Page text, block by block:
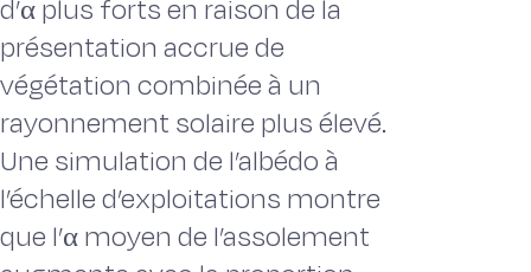
d’α plus forts en raison de la
présentation accrue de
végétation combinée à un
rayonnement solaire plus élevé.
Une simulation de l’albédo à
l’échelle d’exploitations montre
que l’α moyen de l’assolement